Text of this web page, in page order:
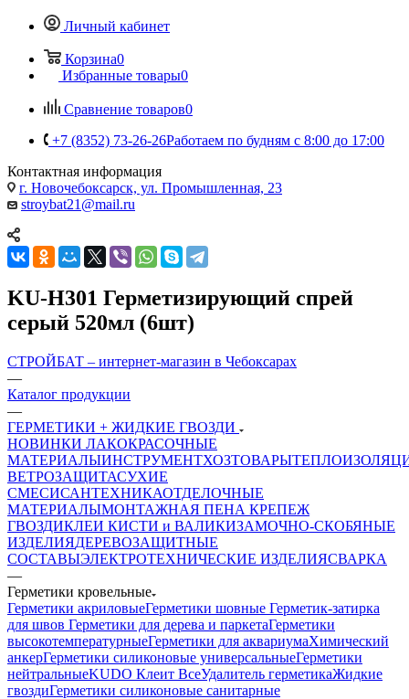
Личный кабинет
Корзина0
Избранные товары0
Сравнение товаров0
+7 (8352) 73-26-26Работаем по будням с 8:00 до 17:00
Контактная информация
г. Новочебоксарск, ул. Промышленная, 23
stroybat21@mail.ru
KU-H301 Герметизирующий спрей
серый 520мл (6шт)
СТРОЙБАТ – интернет-магазин в Чебоксарах
—
Каталог продукции
—
ГЕРМЕТИКИ + ЖИДКИЕ ГВОЗДИ
НОВИНКИ ЛАКОКРАСОЧНЫЕ
МАТЕРИАЛЫИНСТРУМЕНТХОЗТОВАРЫ
ВЕТРОЗАЩИТАСУХИЕ
СМЕСИСАНТЕХНИКАОТДЕЛОЧНЫЕ
МАТЕРИАЛЫМОНТАЖНАЯ ПЕНА КРЕПЕЖ
ГВОЗДИКЛЕИ КИСТИ и ВАЛИКИЗАМОЧНО-СКОБЯНЫЕ
ИЗДЕЛИЯДЕРЕВОЗАЩИТНЫЕ
СОСТАВЫЭЛЕКТРОТЕХНИЧЕСКИЕ ИЗДЕЛИЯСВАРКА
—
Герметики кровельные
Герметики акриловыеГерметики шовные Герметик-затирка
для швов Герметики для дерева и паркетаГерметики
высокотемпературныеГерметики для аквариумаХимический
анкерГерметики силиконовые универсальныеГерметики
нейтральныеKUDO Клеит ВсеУдалитель герметикаЖидкие
гвоздиГерметики силиконовые санитарные